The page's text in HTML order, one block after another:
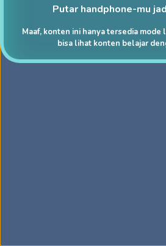
Putar handphone-mu
Maaf, konten ini hanya tersedia mode
bisa lihat konten belajar